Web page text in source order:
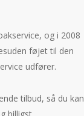
og i 2008
føjet til den
udfører.
tilbud, så du kan